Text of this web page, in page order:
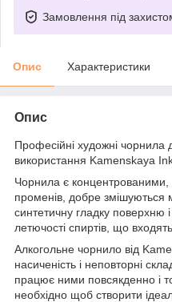
Замовлення під
Опис Характеристики
Опис
Професійні художні чорнила
використання Kamenskaya
Чорнила є концентрованими,
променів, добре змішуються
синтетичну гладку поверхню
летючості спиртів, що
Алкогольне чорнило від
насиченість і неповторні
працює ними повсякденно і
необхідно щоб створити